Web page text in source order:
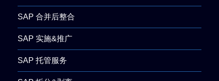
SAP 合并后整合
SAP 实施&推广
SAP 托管服务